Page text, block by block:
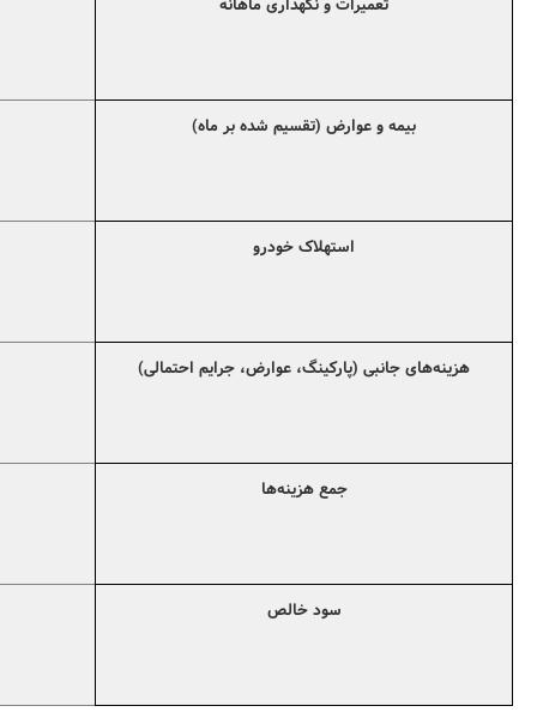
تعمیرات و نگهداری ماهانه
بیمه و عوارض (تقسیم شده بر ماه)
استهلاک خودرو
هزینه‌های جانبی (پارکینگ، عوارض، جرایم احتمالی)
جمع هزینه‌ها
سود خالص